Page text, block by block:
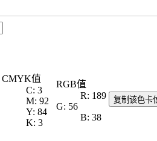
CMYK值
C: 3
M: 92
Y: 84
K: 3
RGB值
R: 189
G: 56
B: 38
复制该色卡